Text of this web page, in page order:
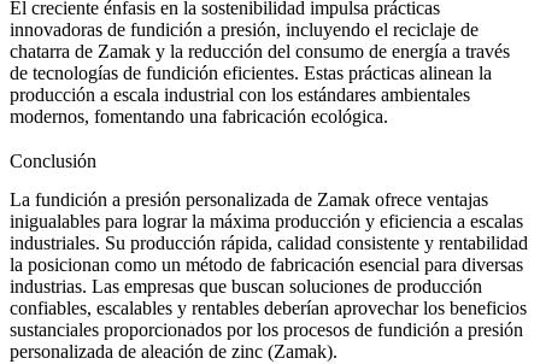
El creciente énfasis en la sostenibilidad impulsa prácticas
innovadoras de fundición a presión, incluyendo el reciclaje de
chatarra de Zamak y la reducción del consumo de energía a través
de tecnologías de fundición eficientes. Estas prácticas alinean la
producción a escala industrial con los estándares ambientales
modernos, fomentando una fabricación ecológica.
Conclusión
La fundición a presión personalizada de Zamak ofrece ventajas
inigualables para lograr la máxima producción y eficiencia a escalas
industriales. Su producción rápida, calidad consistente y rentabilidad
la posicionan como un método de fabricación esencial para diversas
industrias. Las empresas que buscan soluciones de producción
confiables, escalables y rentables deberían aprovechar los beneficios
sustanciales proporcionados por los procesos de fundición a presión
personalizada de aleación de zinc (Zamak).